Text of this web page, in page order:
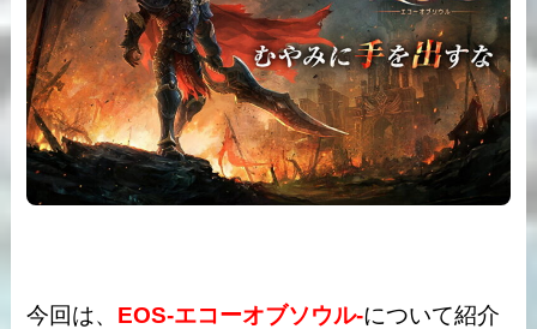
今回は、 EOS-エコーオブソウル-について紹介